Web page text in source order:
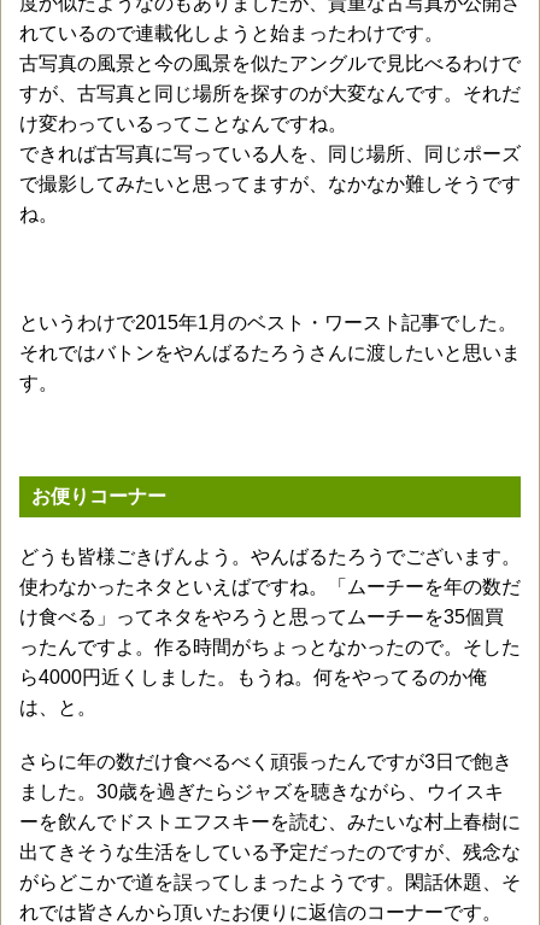
れているので連載化しようと始まったわけです。
古写真の風景と今の風景を似たアングルで見比べるわけで
すが、古写真と同じ場所を探すのが大変なんです。それだ
け変わっているってことなんですね。
できれば古写真に写っている人を、同じ場所、同じポーズ
で撮影してみたいと思ってますが、なかなか難しそうです
ね。
というわけで2015年1月のベスト・ワースト記事でした。
それではバトンをやんばるたろうさんに渡したいと思いま
す。
お便りコーナー
どうも皆様ごきげんよう。やんばるたろうでございます。
使わなかったネタといえばですね。「ムーチーを年の数だ
け食べる」ってネタをやろうと思ってムーチーを35個買
ったんですよ。作る時間がちょっとなかったので。そした
ら4000円近くしました。もうね。何をやってるのか俺
は、と。
さらに年の数だけ食べるべく頑張ったんですが3日で飽き
ました。30歳を過ぎたらジャズを聴きながら、ウイスキ
ーを飲んでドストエフスキーを読む、みたいな村上春樹に
出てきそうな生活をしている予定だったのですが、残念な
がらどこかで道を誤ってしまったようです。閑話休題、そ
れでは皆さんから頂いたお便りに返信のコーナーです。